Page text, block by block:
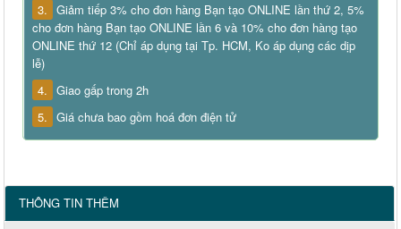
3. Giảm tiếp 3% cho đơn hàng Bạn tạo ONLINE lần thứ 2, 5%
cho đơn hàng Bạn tạo ONLINE lần 6 và 10% cho đơn hàng tạo
ONLINE thứ 12 (Chỉ áp dụng tại Tp. HCM, Ko áp dụng các dịp
lễ)
4. Giao gấp trong 2h
5. Giá chưa bao gồm hoá đơn điện tử
THÔNG TIN THÊM